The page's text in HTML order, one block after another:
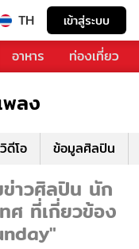
TH เข้าสู่ระบบ
อาหาร ท่องเที่ยว
พลง
ดีโอ ข้อมูลศิลปิน
าวศิลปิน นัก
ศ ที่เกี่ยวข้อง